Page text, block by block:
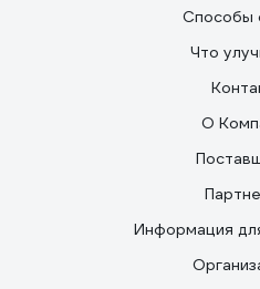
Способы
Что
О
Информация